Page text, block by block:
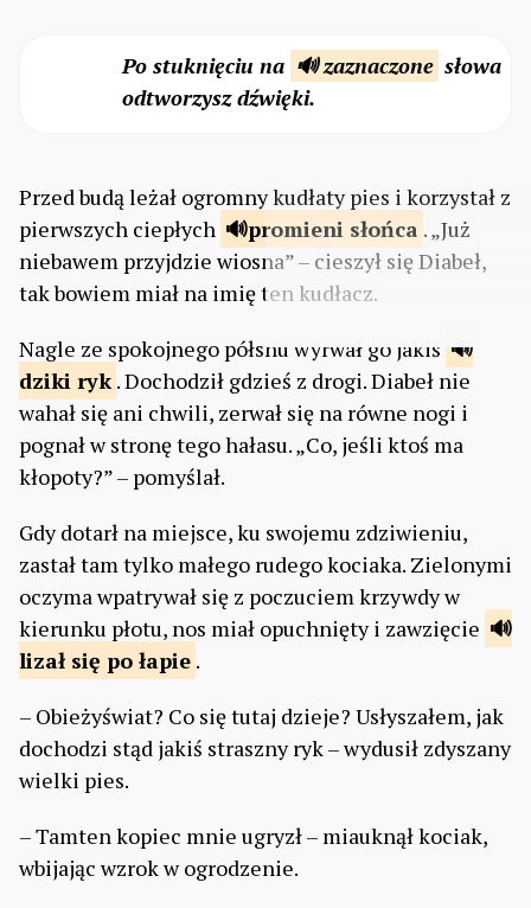
Po stuknięciu na 🔊 zaznaczone słowa
odtworzysz dźwięki.
Przed budą leżał ogromny kudłaty pies i korzystał z
pierwszych ciepłych
promieni słońca . „Już
niebawem przyjdzie wiosna” – cieszył się Diabeł,
tak bowiem miał na imię ten kudłacz.
Nagle ze spokojnego półsnu wyrwał go jakiś
dziki ryk . Dochodził gdzieś z drogi. Diabeł nie
wahał się ani chwili, zerwał się na równe nogi i
pognał w stronę tego hałasu. „Co, jeśli ktoś ma
kłopoty?” – pomyślał.
Gdy dotarł na miejsce, ku swojemu zdziwieniu,
zastał tam tylko małego rudego kociaka. Zielonymi
oczyma wpatrywał się z poczuciem krzywdy w
kierunku płotu, nos miał opuchnięty i zawzięcie
lizał się po łapie .
– Obieżyświat? Co się tutaj dzieje? Usłyszałem, jak
dochodzi stąd jakiś straszny ryk – wydusił zdyszany
wielki pies.
– Tamten kopiec mnie ugryzł – miauknął kociak,
wbijając wzrok w ogrodzenie.